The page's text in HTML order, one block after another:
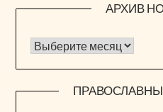
АРХИВ
Архив новостей